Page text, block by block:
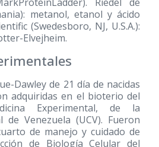
metanol, etanol y ácido
(Swedesboro, NJ, U.S.A.):
Elvejheim.
Dawley de 21 día de nacidas
adquiridas en el bioterio del
Experimental, de la
de Venezuela (UCV). Fueron
de manejo y cuidado de
de Biología Celular del